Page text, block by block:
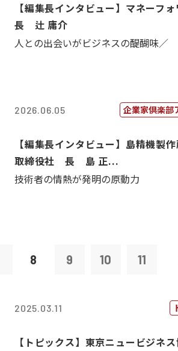
【編集長インタビュー】マネーフ
長 辻 庸介
人との出会いがビジネスの醍醐味／
2026.06.05 企業家倶楽部
【編集長インタビュー】島精機製
取締役社 長 島 正...
技術者の情熱が発明の原動力
8 9 10 11
2025.03.11
【トピックス】東京ニュービジネ